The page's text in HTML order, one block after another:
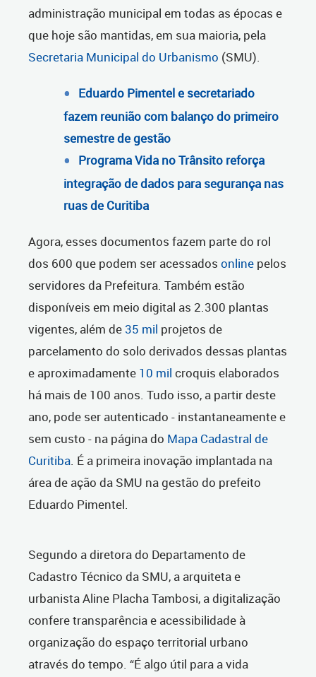
administração municipal em todas as épocas e
que hoje são mantidas, em sua maioria, pela
Secretaria Municipal do Urbanismo (SMU).
Eduardo Pimentel e secretariado
fazem reunião com balanço do primeiro
semestre de gestão
Programa Vida no Trânsito reforça
integração de dados para segurança nas
ruas de Curitiba
Agora, esses documentos fazem parte do rol
dos 600 que podem ser acessados online pelos
servidores da Prefeitura. Também estão
disponíveis em meio digital as 2.300 plantas
vigentes, além de 35 mil projetos de
parcelamento do solo derivados dessas plantas
e aproximadamente 10 mil croquis elaborados
há mais de 100 anos. Tudo isso, a partir deste
ano, pode ser autenticado - instantaneamente e
sem custo - na página do Mapa Cadastral de
Curitiba. É a primeira inovação implantada na
área de ação da SMU na gestão do prefeito
Eduardo Pimentel.
Segundo a diretora do Departamento de
Cadastro Técnico da SMU, a arquiteta e
urbanista Aline Placha Tambosi, a digitalização
confere transparência e acessibilidade à
organização do espaço territorial urbano
através do tempo. “É algo útil para a vida